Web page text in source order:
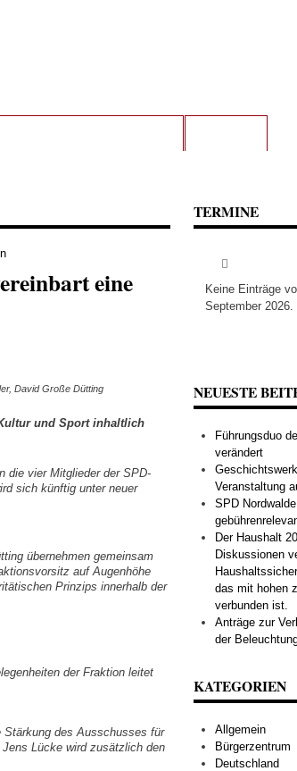
eine
David Große Dütting
und Sport inhaltlich
die vier Mitglieder der SPD-
sich künftig unter neuer
übernehmen gemeinsam
auf Augenhöhe
Prinzips innerhalb der
der Fraktion leitet
Stärkung des Ausschusses für
Lücke wird zusätzlich den
TERMINE
Keine Einträge
September 2026.
NEUESTE
Führungsduo
verändert
Veranstaltung
SPD
Der Haushalt
Diskussionen
das mit hohen
verbunden ist.
Anträge zur
der
KATEGORIEN
Allgemein
Bürgerzentrum
Deutschland